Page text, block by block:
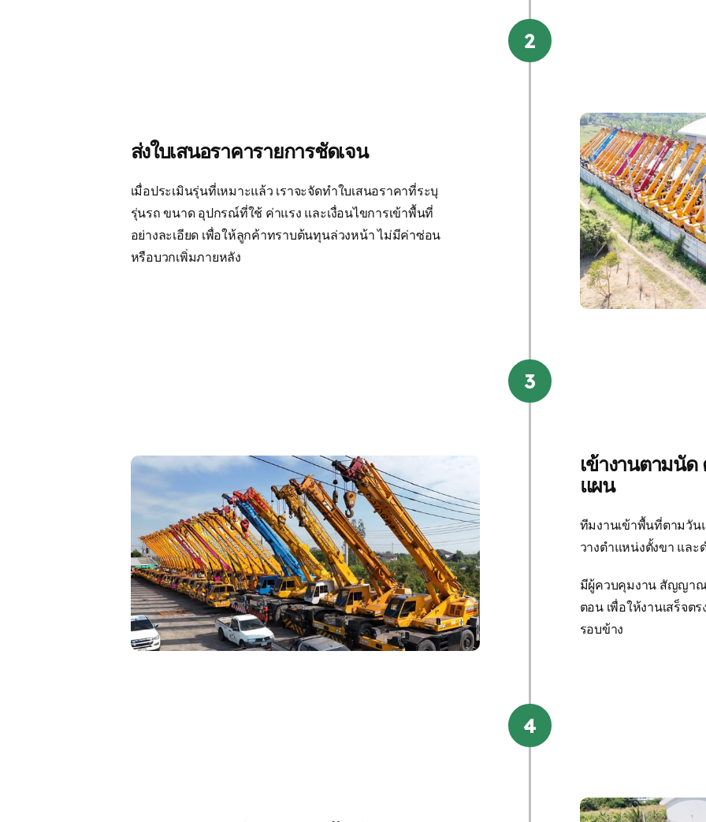
2
ส่งใบเสนอราคารายการชัดเจน
เมื่อประเมินรุ่นที่เหมาะแล้ว เราจะจัดทำใบเสนอราคาที่ระบุ
รุ่นรถ ขนาด อุปกรณ์ที่ใช้ ค่าแรง และเงื่อนไขการเข้าพื้นที่
อย่างละเอียด เพื่อให้ลูกค้าทราบต้นทุนล่วงหน้า ไม่มีค่าซ่อน
หรือบวกเพิ่มภายหลัง
3
เข้างานตามนัด
แผน
ทีมงานเข้าพื้นที่ตามวัน
วางตำแหน่งตั้งขา แล
มีผู้ควบคุมงาน สัญญา
ตอน เพื่อให้งานเสร็จต
รอบข้าง
4